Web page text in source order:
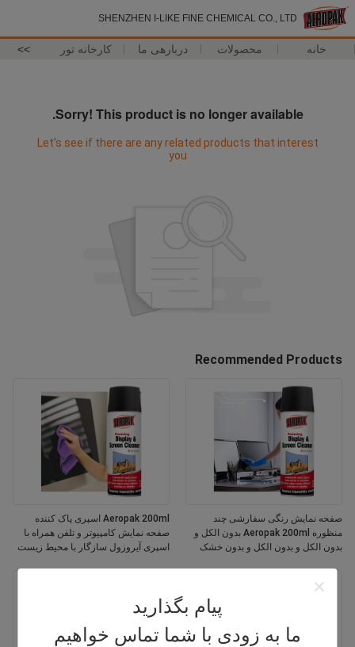
SHENZHEN I-LIKE FINE CHEMICAL CO., LTD
خانه محصولات دربارهی ما کارخانه تور >>
پیام بگذارید
ما به زودی با شما تماس خواهیم
Sorry! This product is no longer available.
Let's see if there are any related products that interest
you
Recommended Products
Aeropak 200ml اسپری پاک کننده
صفحه نمایش کامپیوتر و تلفن همراه با
اسپری آیروزول سازگار با محیط زیست
صفحه نمایش رنگی سفارشی چند
منظوره Aeropak 200ml بدون الکل و
بدون الکل و بدون الکل و بدون خشک